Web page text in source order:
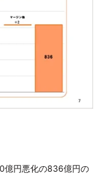
億円悪化の836億円の